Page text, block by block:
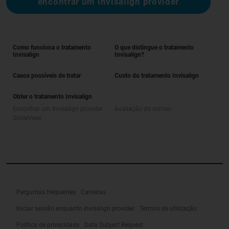
Como funciona o tratamento
Invisalign
O que distingue o tratamento
Invisalign?
Casos possíveis de tratar Custo do tratamento Invisalign
Obter o tratamento Invisalign
Perguntas frequentes Carreiras
Iniciar sessão enquanto Invisalign provider Termos de utilização
Política de privacidade Data Subject Request